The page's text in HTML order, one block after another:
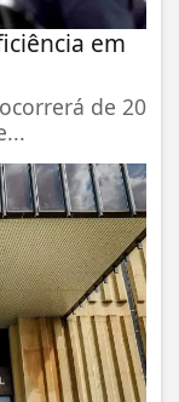
em
de 20